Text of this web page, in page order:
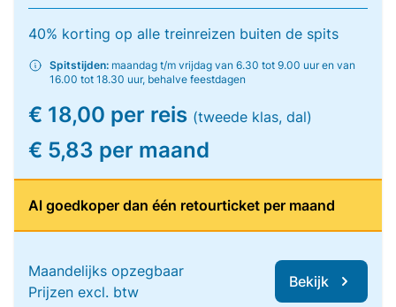
40% korting op alle treinreizen buiten de spits
Spitstijden: maandag t/m vrijdag van 6.30 tot 9.00 uur en van
16.00 tot 18.30 uur, behalve feestdagen
€ 18,00 per reis (tweede klas, dal)
€ 5,83 per maand
Al goedkoper dan één retourticket per maand
Maandelijks opzegbaar
Prijzen excl. btw
Bekijk